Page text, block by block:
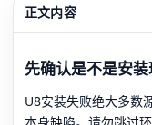
正文内容
先确认是不是安
U8安装失败绝大多数